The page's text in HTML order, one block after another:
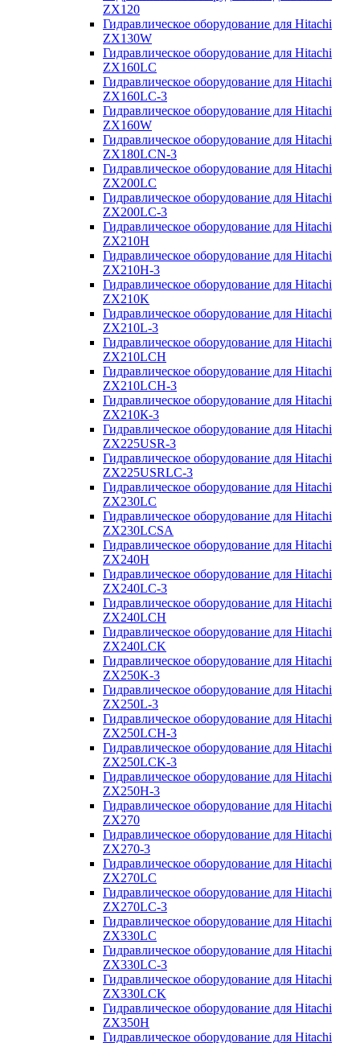
ZX120
Гидравлическое оборудование для Hitachi
ZX130W
Гидравлическое оборудование для Hitachi
ZX160LC
Гидравлическое оборудование для Hitachi
ZX160LC-3
Гидравлическое оборудование для Hitachi
ZX160W
Гидравлическое оборудование для Hitachi
ZX180LCN-3
Гидравлическое оборудование для Hitachi
ZX200LC
Гидравлическое оборудование для Hitachi
ZX200LC-3
Гидравлическое оборудование для Hitachi
ZX210H
Гидравлическое оборудование для Hitachi
ZX210H-3
Гидравлическое оборудование для Hitachi
ZX210K
Гидравлическое оборудование для Hitachi
ZX210L-3
Гидравлическое оборудование для Hitachi
ZX210LCH
Гидравлическое оборудование для Hitachi
ZX210LCH-3
Гидравлическое оборудование для Hitachi
ZX210К-3
Гидравлическое оборудование для Hitachi
ZX225USR-3
Гидравлическое оборудование для Hitachi
ZX225USRLC-3
Гидравлическое оборудование для Hitachi
ZX230LC
Гидравлическое оборудование для Hitachi
ZX230LCSA
Гидравлическое оборудование для Hitachi
ZX240H
Гидравлическое оборудование для Hitachi
ZX240LC-3
Гидравлическое оборудование для Hitachi
ZX240LCH
Гидравлическое оборудование для Hitachi
ZX240LCK
Гидравлическое оборудование для Hitachi
ZX250K-3
Гидравлическое оборудование для Hitachi
ZX250L-3
Гидравлическое оборудование для Hitachi
ZX250LCH-3
Гидравлическое оборудование для Hitachi
ZX250LCK-3
Гидравлическое оборудование для Hitachi
ZX250Н-3
Гидравлическое оборудование для Hitachi
ZX270
Гидравлическое оборудование для Hitachi
ZX270-3
Гидравлическое оборудование для Hitachi
ZX270LC
Гидравлическое оборудование для Hitachi
ZX270LC-3
Гидравлическое оборудование для Hitachi
ZX330LC
Гидравлическое оборудование для Hitachi
ZX330LC-3
Гидравлическое оборудование для Hitachi
ZX330LCK
Гидравлическое оборудование для Hitachi
ZX350H
Гидравлическое оборудование для Hitachi